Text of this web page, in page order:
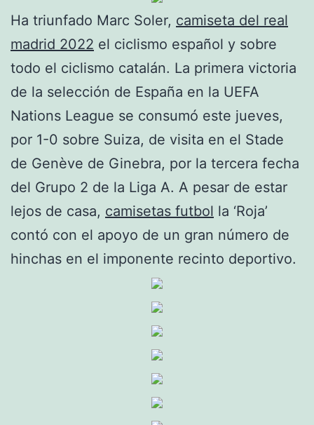
Ha triunfado Marc Soler, camiseta del real
madrid 2022 el ciclismo español y sobre
todo el ciclismo catalán. La primera victoria
de la selección de España en la UEFA
Nations League se consumó este jueves,
por 1-0 sobre Suiza, de visita en el Stade
de Genève de Ginebra, por la tercera fecha
del Grupo 2 de la Liga A. A pesar de estar
lejos de casa, camisetas futbol la ‘Roja’
contó con el apoyo de un gran número de
hinchas en el imponente recinto deportivo.